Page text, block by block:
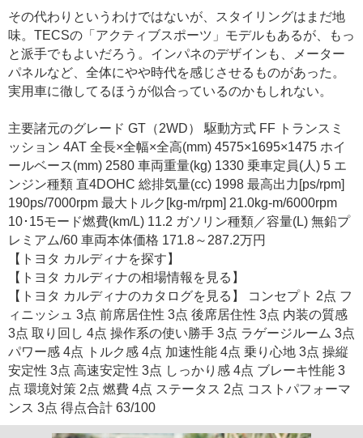
その代わりというわけではないが、スタイリングはまだ地
味。TECSの「アクティブスポーツ」モデルもあるが、もっ
と派手でもよいだろう。インパネのデザインも、メーター
パネルなど、全体にやや時代を感じさせるものがあった。
実用車に徹してるほうが似合っているのかもしれない。
主要諸元のグレード GT（2WD） 駆動方式 FF トランスミ
ッション 4AT 全長×全幅×全高(mm) 4575×1695×1475 ホイ
ールベース(mm) 2580 車両重量(kg) 1330 乗車定員(人) 5 エ
ンジン種類 直4DOHC 総排気量(cc) 1998 最高出力[ps/rpm]
190ps/7000rpm 最大トルク[kg-m/rpm] 21.0kg-m/6000rpm
10･15モード燃費(km/L) 11.2 ガソリン種類／容量(L) 無鉛プ
レミアム/60 車両本体価格 171.8～287.2万円
【トヨタ カルディナを探す】
【トヨタ カルディナの相場情報を見る】
【トヨタ カルディナのカタログを見る】 コンセプト 2点 フ
ィニッシュ 3点 前席居住性 3点 後席居住性 3点 内装の質感
3点 取り回し 4点 操作系の使い勝手 3点 ラゲージルーム 3点
パワー感 4点 トルク感 4点 加速性能 4点 乗り心地 3点 操縦
安定性 3点 高速安定性 3点 しっかり感 4点 ブレーキ性能 3
点 環境対策 2点 燃費 4点 ステータス 2点 コストパフォーマ
ンス 3点 得点合計 63/100